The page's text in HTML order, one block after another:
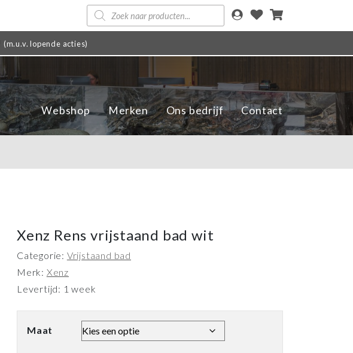
Producten
zoeken
(m.u.v. lopende acties)
Webshop Merken Ons bedrijf Contact
Xenz Rens vrijstaand bad wit
Categorie: Vrijstaand bad
Merk: Xenz
Levertijd: 1 week
Maat